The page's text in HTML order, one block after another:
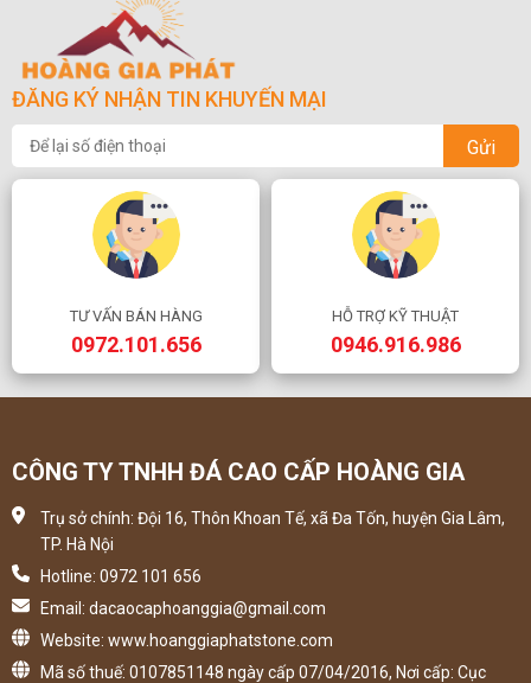
ĐĂNG KÝ NHẬN TIN KHUYẾN MẠI
Gửi
TƯ VẤN BÁN HÀNG
0972.101.656
HỖ TRỢ KỸ THUẬT
0946.916.986
CÔNG TY TNHH ĐÁ CAO CẤP HOÀNG GIA
Trụ sở chính: Đội 16, Thôn Khoan Tế, xã Đa Tốn, huyện Gia Lâm,
TP. Hà Nội
Hotline: 0972 101 656
Email: dacaocaphoanggia@gmail.com
Website: www.hoanggiaphatstone.com
Mã số thuế: 0107851148 ngày cấp 07/04/2016, Nơi cấp: Cục